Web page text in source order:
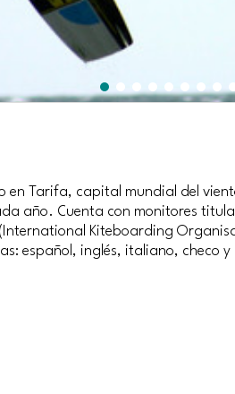
en Tarifa, capital mundial del
año. Cuenta con monitores
Kiteboarding
español, inglés, italiano, checo